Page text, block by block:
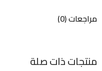
مراجعات (0)
منتجات ذات صلة